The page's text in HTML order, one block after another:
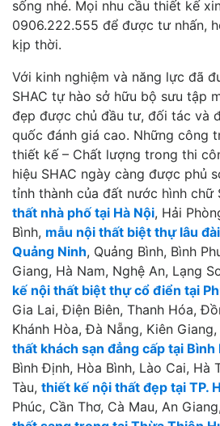
sống nhé. Mọi nhu cầu thiết kế
0906.222.555 để được tư nhấn,
kịp thời.
Với kinh nghiệm và năng lực đã
SHAC tự hào sở hữu bộ sưu tập
đẹp được chủ đầu tư, đối tác và
quốc đánh giá cao. Những công
thiết kế – Chất lượng trong thi
hiệu SHAC ngày càng được phủ
tỉnh thành của đất nước hình chữ
thất nhà phố tại Hà Nội, Hải
Bình, mẫu nội thất biệt thự lâu
Quảng Ninh, Quảng Bình, Bình
Giang, Hà Nam, Nghệ An, Lạng
kế nội thất biệt thự cổ điển tại
Gia Lai, Điện Biên, Thanh Hóa,
Khánh Hòa, Đà Nẵng, Kiên Giang,
thất khách sạn đẳng cấp tại Bình
Bình Định, Hòa Bình, Lào Cai, Hà
Tàu, thiết kế nội thất đẹp tại TP.
Phúc, Cần Thơ, Cà Mau, An Giang,